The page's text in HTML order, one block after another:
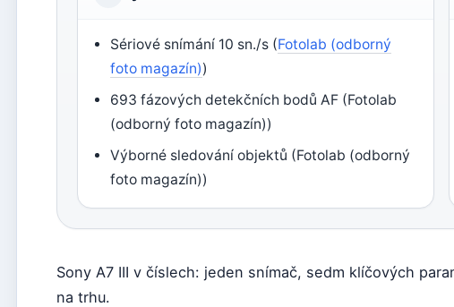
Sériové snímání 10 sn./s (Fotolab (odborný
foto magazín))
693 fázových detekčních bodů AF (Fotolab
(odborný foto magazín))
Výborné sledování objektů (Fotolab (odborný
foto magazín))
Sony A7 III v číslech: jeden snímač, sedm klíčových
na trhu.